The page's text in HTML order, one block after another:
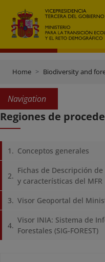
Home Biodiversity and
Navigation
Regiones de
Conceptos generales
Fichas de Descripción
y características del MFR
Visor Geoportal del
Visor INIA: Sistema de
Forestales (SIG-FOREST)